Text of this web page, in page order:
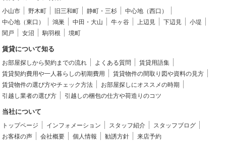
小山市 野木町 旧三和町 静町・三杉
中心地（西口）
中心地（東口）
鴻巣 中田・大山 牛ヶ谷 上辺見 下辺見
小堤
関戸
女沼 駒羽根 境町
賃貸について知る
お部屋探しから契約までの流れ よくある質問
賃貸用語集
賃貸契約費用や一人暮らしの初期費用
賃貸物件の間取り図や資料の見方
賃貸物件の選び方やチェック方法
お部屋探しにオススメの時期
引越し業者の選び方
引越しの梱包の仕方や荷造りのコツ
当社について
トップページ インフォメーション スタッフ紹介
スタッフブログ
お客様の声
会社概要 個人情報 勧誘方針 来店予約